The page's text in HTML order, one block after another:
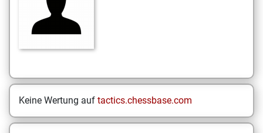
Keine Wertung auf tactics.chessbase.com